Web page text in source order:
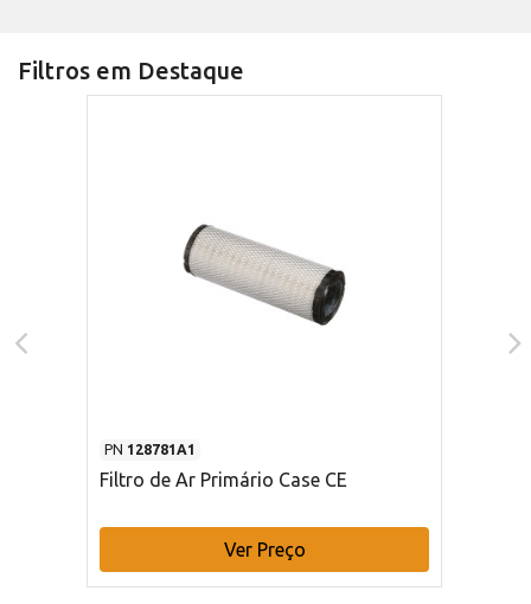
Filtros em Destaque
PN 128781A1
Filtro de Ar Primário Case CE
Ver Preço